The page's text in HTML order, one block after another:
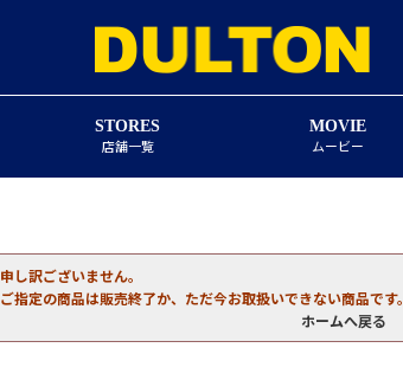
STORES
店舗一覧
MOVIE
ムービー
申し訳ございません。
ご指定の商品は販売終了か、ただ今お取扱いできない商品です。
ホームへ戻る